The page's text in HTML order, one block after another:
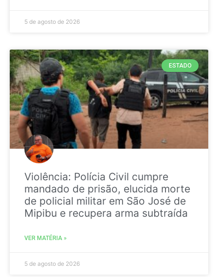
5 de agosto de 2026
ESTADO
Violência: Polícia Civil cumpre
mandado de prisão, elucida morte
de policial militar em São José de
Mipibu e recupera arma subtraída
VER MATÉRIA »
5 de agosto de 2026